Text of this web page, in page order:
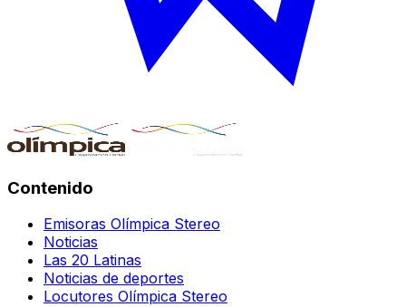
Contenido
Emisoras Olímpica Stereo
Noticias
Las 20 Latinas
Noticias de deportes
Locutores Olímpica Stereo